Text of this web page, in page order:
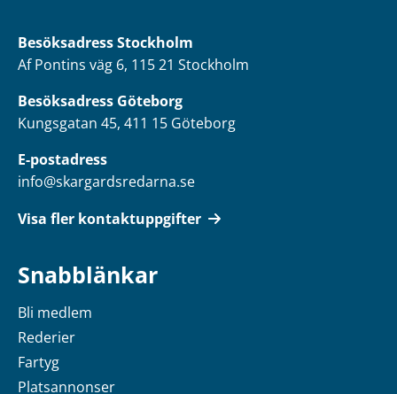
BesöksadressStockholm
Af Pontins väg 6, 115 21 Stockholm
Besöksadress Göteborg
Kungsgatan 45, 411 15 Göteborg
E-postadress
info@skargardsredarna.se
Visa fler kontaktuppgifter
Snabblänkar
Bli medlem
Rederier
Fartyg
Platsannonser